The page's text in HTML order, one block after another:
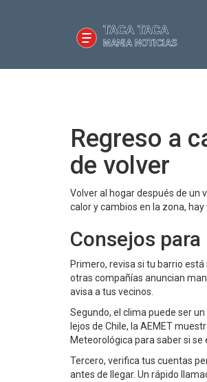
Regreso a
de volver
Volver al hogar después de un
calor y cambios en la zona,
Consejos
Primero, revisa si tu barrio
otras compañías anuncian
avisa a tus vecinos.
Segundo, el clima puede ser
lejos de Chile, la AEMET
Meteorológica para saber si
Tercero, verifica tus cuentas
antes de llegar. Un rápido